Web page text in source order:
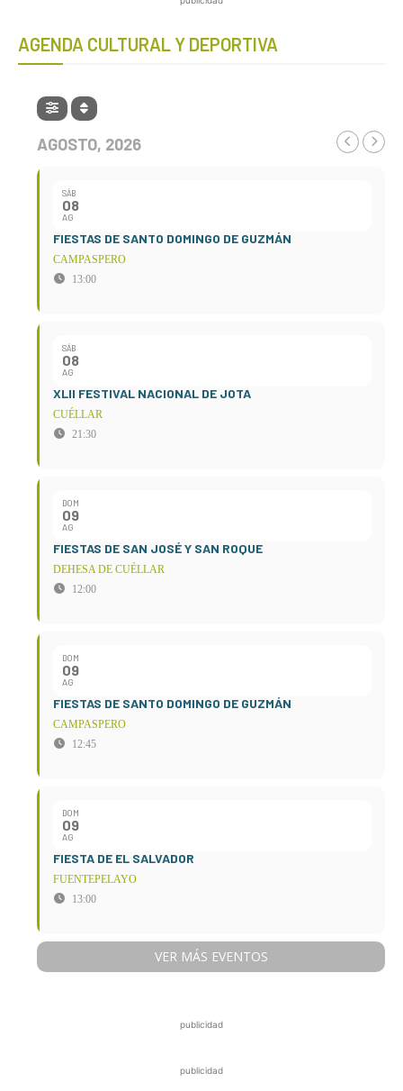
AGENDA CULTURAL Y DEPORTIVA
AGOSTO, 2026
SÁB
08
AG
FIESTAS DE SANTO DOMINGO DE GUZMÁN
CAMPASPERO
13:00
SÁB
08
AG
XLII FESTIVAL NACIONAL DE JOTA
CUÉLLAR
21:30
DOM
09
AG
FIESTAS DE SAN JOSÉ Y SAN ROQUE
DEHESA DE CUÉLLAR
12:00
DOM
09
AG
FIESTAS DE SANTO DOMINGO DE GUZMÁN
CAMPASPERO
12:45
DOM
09
AG
FIESTA DE EL SALVADOR
FUENTEPELAYO
13:00
VER MÁS EVENTOS
publicidad
publicidad